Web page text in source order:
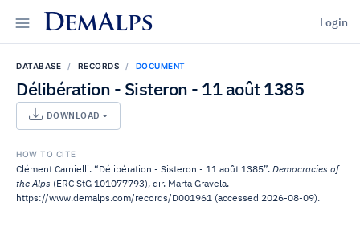
DemAlps Login
DATABASE RECORDS DOCUMENT
Délibération - Sisteron - 11 août 1385
DOWNLOAD
HOW TO CITE
Clément Carnielli. “Délibération - Sisteron - 11 août 1385”. Democracies of
the Alps (ERC StG 101077793), dir. Marta Gravela.
https://www.demalps.com/records/D001961 (accessed 2026-08-09).